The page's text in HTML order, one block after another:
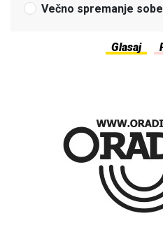
Večno spremanje sobe